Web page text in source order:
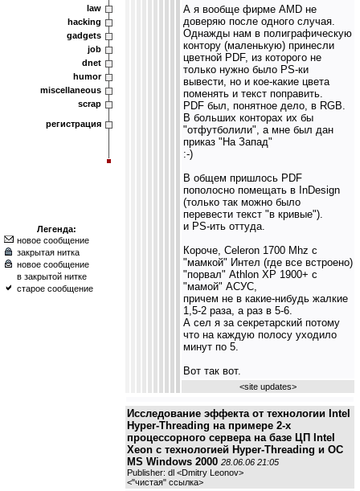
law
hacking
gadgets
job
dnet
humor
miscellaneous
scrap
регистрация
Легенда:
новое сообщение
закрытая нитка
новое сообщение
в закрытой нитке
старое сообщение
А я вообще фирме AMD не
доверяю после одного случая.
Однажды нам в полиграфическую
контору (маленькую) принесли
цветной PDF, из которого не
только нужно было PS-ки
вывести, но и кое-какие цвета
поменять и текст поправить.
PDF был, понятное дело, в RGB.
В больших конторах их бы
"отфутболили", а мне был дан
приказ "На Запад"
:-)
В общем пришлось PDF
пополосно помещать в InDesign
(только так можно было
перевести текст "в кривые").
и PS-ить оттуда.
Короче, Celeron 1700 Mhz с
"мамкой" Интел (где все встроено)
"порвал" Athlon XP 1900+ с
"мамой" АСУС,
причем не в какие-нибудь жалкие
1,5-2 раза, а раз в 5-6.
А сел я за секретарский потому
что на каждую полосу уходило
минут по 5.
Вот так вот.
<site updates>
Исследование эффекта от технологии Intel
Hyper-Threading на примере 2-х
процессорного сервера на базе ЦП Intel
Xeon с технологией Hyper-Threading и ОС
MS Windows 2000 28.06.06 21:05
Publisher: dl <Dmitry Leonov>
<"чистая" ссылка>